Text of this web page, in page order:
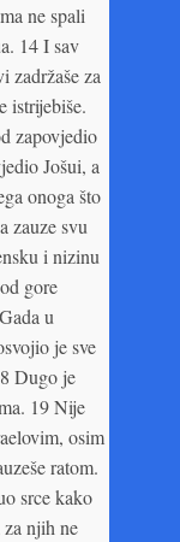
ne spali
14 I sav
zadržaše za
istrijebiše.
zapovjedio
Jošui, a
onoga što
zauze svu
i nizinu
gore
u
je sve
Dugo je
19 Nije
osim
ratom.
srce kako
njih ne